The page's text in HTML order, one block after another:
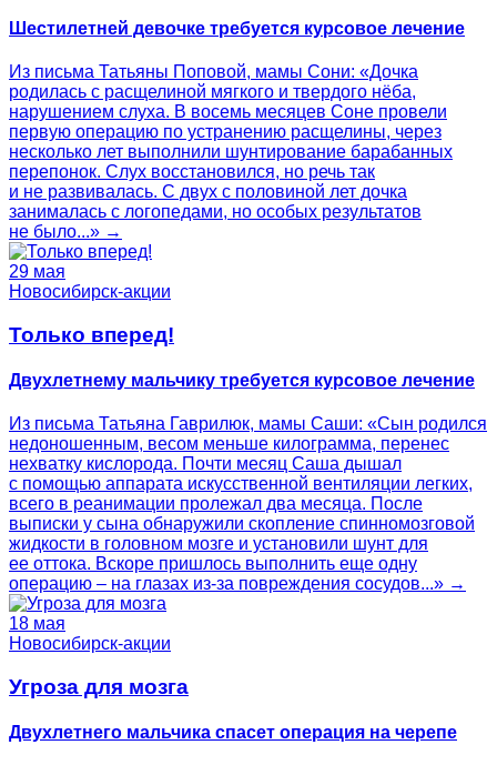
Шестилетней девочке требуется курсовое лечение
Из письма Татьяны Поповой, мамы Сони: «Дочка
родилась с расщелиной мягкого и твердого нёба,
нарушением слуха. В восемь месяцев Соне провели
первую операцию по устранению расщелины, через
несколько лет выполнили шунтирование барабанных
перепонок. Слух восстановился, но речь так
и не развивалась. С двух с половиной лет дочка
занималась с логопедами, но особых результатов
не было...» →
29 мая
Новосибирск-акции
Только вперед!
Двухлетнему мальчику требуется курсовое лечение
Из письма Татьяна Гаврилюк, мамы Саши: «Сын родился
недоношенным, весом меньше килограмма, перенес
нехватку кислорода. Почти месяц Саша дышал
с помощью аппарата искусственной вентиляции легких,
всего в реанимации пролежал два месяца. После
выписки у сына обнаружили скопление спинномозговой
жидкости в головном мозге и установили шунт для
ее оттока. Вскоре пришлось выполнить еще одну
операцию – на глазах из-за повреждения сосудов...» →
18 мая
Новосибирск-акции
Угроза для мозга
Двухлетнего мальчика спасет операция на черепе